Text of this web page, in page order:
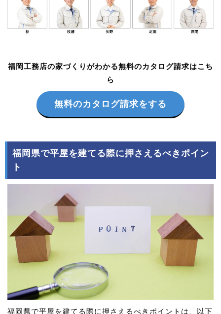
福岡工務店の家づくりがわかる無料のカタログ請求はこち
ら
無料のカタログ請求をする
福岡県で平屋を建てる際に押さえるべきポイン
ト
福岡県で平屋を建てる際に押さえるべきポイントは、以下